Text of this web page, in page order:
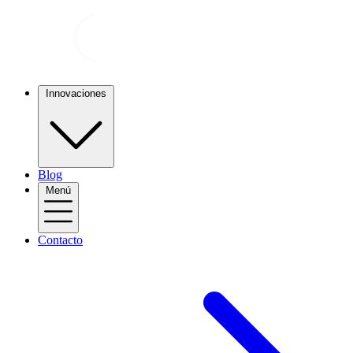
Innovaciones
Blog
Menú
Contacto